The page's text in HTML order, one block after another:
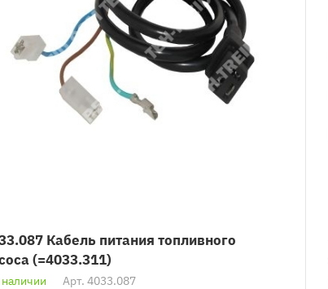
Кабель питания топливного
(=4033.311)
Арт. 4033.087